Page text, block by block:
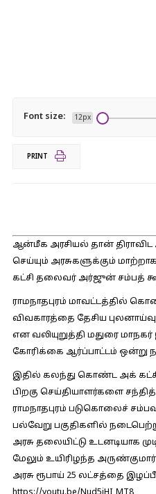
Font size: 12px
PRINT
ஆன்மீக அரசியல் தான்
செய்யும் அரசுகளுக்கும்
கட்சி தலைவர் அர்ஜுன் சம்பத்
ராமநாதபுரம் மாவட்டத்தில்
விவகாரத்தை தேசிய
என வலியுறுத்தி மதுரை
கோரிக்கை ஆர்ப்பாட்டம் ஒன்று
இதில் கலந்து கொண்ட அக்
பிறகு செய்தியாளர்களை
ராமநாதபுரம் படுகொலைச்
பல்வேறு பகுதிகளில்
அரசு தலையிட்டு உடனடியாக
மேலும் உயிரிழந்த
அரசு ரூபாய் 25 லட்சத்தை